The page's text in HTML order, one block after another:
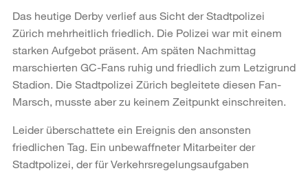
Das heutige Derby verlief aus Sicht der Stadtpolizei
Zürich mehrheitlich friedlich. Die Polizei war mit einem
starken Aufgebot präsent. Am späten Nachmittag
marschierten GC-Fans ruhig und friedlich zum Letzigrund
Stadion. Die Stadtpolizei Zürich begleitete diesen Fan-
Marsch, musste aber zu keinem Zeitpunkt einschreiten.
Leider überschattete ein Ereignis den ansonsten
friedlichen Tag. Ein unbewaffneter Mitarbeiter der
Stadtpolizei, der für Verkehrsregelungsaufgaben